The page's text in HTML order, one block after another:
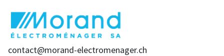
contact@morand-electromenager.ch